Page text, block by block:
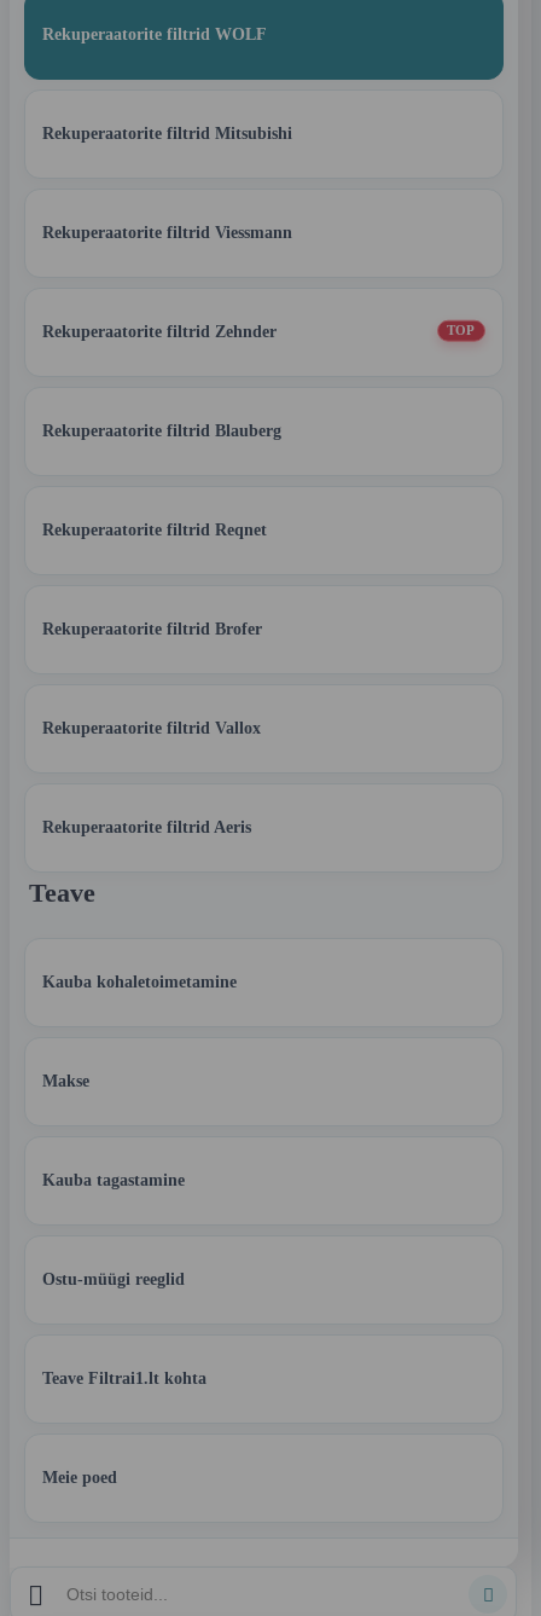
Rekuperaatorite filtrid WOLF
Rekuperaatorite filtrid Mitsubishi
Rekuperaatorite filtrid Viessmann
Rekuperaatorite filtrid Zehnder TOP
Rekuperaatorite filtrid Blauberg
Rekuperaatorite filtrid Reqnet
Rekuperaatorite filtrid Brofer
Rekuperaatorite filtrid Vallox
Rekuperaatorite filtrid Aeris
Teave
Kauba kohaletoimetamine
Makse
Kauba tagastamine
Ostu-müügi reeglid
Teave Filtrai1.lt kohta
Meie poed
 